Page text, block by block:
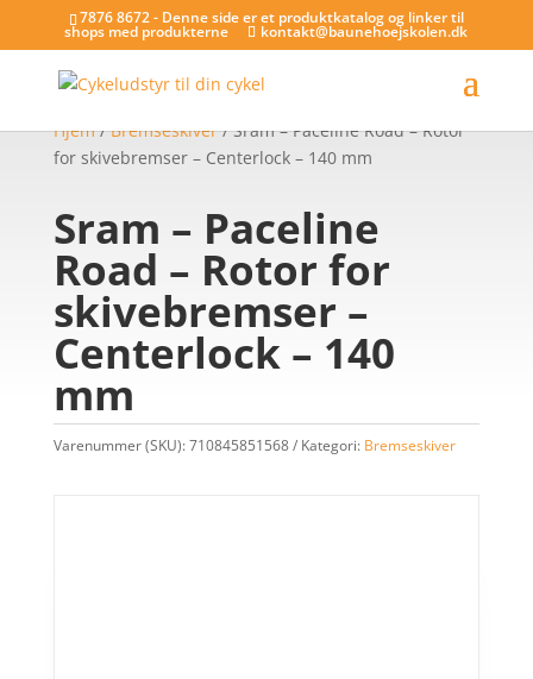
7876 8672 - Denne side er et produktkatalog og linker til
shops med produkterne kontakt@baunehoejskolen.dk
Hjem/Bremseskiver/ Sram – Paceline Road – Rotor
for skivebremser – Centerlock – 140 mm
Sram – Paceline
Road – Rotor for
skivebremser –
Centerlock – 140
mm
Varenummer (SKU):710845851568 Kategori: Bremseskiver